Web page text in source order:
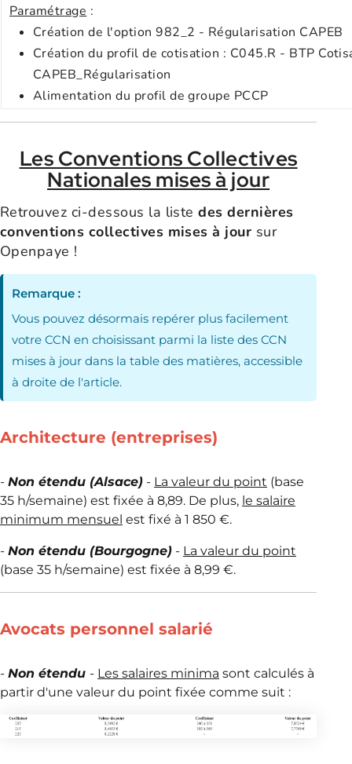
Paramétrage :
Création de l'option 982_2 - Régularisation CAPEB
Création du profil de cotisation : C045.R - BTP
CAPEB_Régularisation
Alimentation du profil de groupe PCCP
Les Conventions Collectives
Nationales mises à jour
Retrouvez ci-dessous la listedes dernières
conventions collectives mises à jour sur
Openpaye !
Remarque :
Vous pouvez désormais repérer plus facilement
votre CCN en choisissant parmi la liste des CCN
mises à jour dans la table des matières, accessible
à droite de l'article.
Architecture (entreprises)
- Non étendu (Alsace) - La valeur du point (base
35 h/semaine) est fixée à 8,89. De plus, le salaire
minimum mensuel est fixé à 1 850 €.
- Non étendu (Bourgogne) - La valeur du point
(base 35 h/semaine) est fixée à 8,99 €.
Avocats personnel salarié
- Non étendu - Les salaires minima sont calculés à
partir d'une valeur du point fixée comme suit :